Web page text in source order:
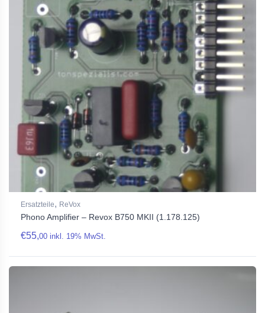
Ersatzteile, ReVox
Phono Amplifier – Revox B750 MKII (1.178.125)
€55,00 inkl. 19% MwSt.